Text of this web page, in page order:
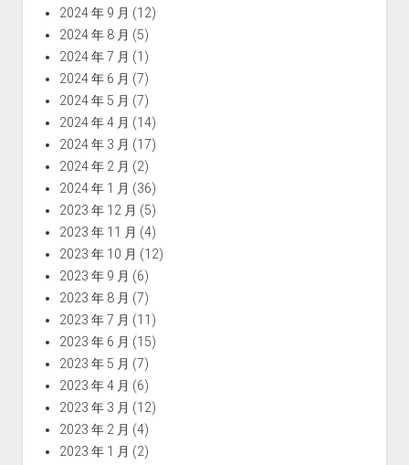
2024 年 9 月 (12)
2024 年 8 月 (5)
2024 年 7 月 (1)
2024 年 6 月 (7)
2024 年 5 月 (7)
2024 年 4 月 (14)
2024 年 3 月 (17)
2024 年 2 月 (2)
2024 年 1 月 (36)
2023 年 12 月 (5)
2023 年 11 月 (4)
2023 年 10 月 (12)
2023 年 9 月 (6)
2023 年 8 月 (7)
2023 年 7 月 (11)
2023 年 6 月 (15)
2023 年 5 月 (7)
2023 年 4 月 (6)
2023 年 3 月 (12)
2023 年 2 月 (4)
2023 年 1 月 (2)